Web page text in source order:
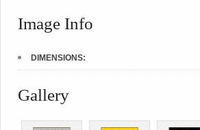
Image Info
DIMENSIONS:
Gallery